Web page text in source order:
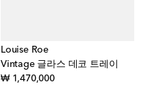
Louise Roe
Vintage 글라스 데코 트레이
₩ 1,470,000original price